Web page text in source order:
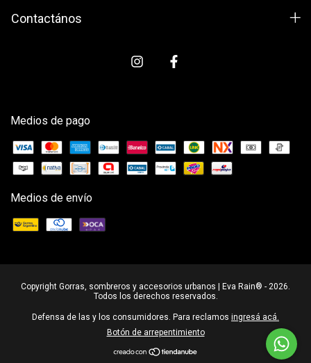
Contactános
Medios de pago
Medios de envío
Copyright Gorras, sombreros y accesorios urbanos | Eva Rain® - 2026.
Todos los derechos reservados.
Defensa de las y los consumidores. Para reclamos ingresá acá.
Botón de arrepentimiento